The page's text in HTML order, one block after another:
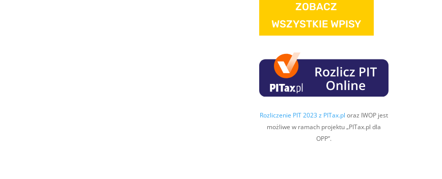
ZOBACZ
WSZYSTKIE WPISY
Rozliczenie PIT 2023 z PITax.pl oraz IWOP jest
możliwe w ramach projektu „PITax.pl dla
OPP”.